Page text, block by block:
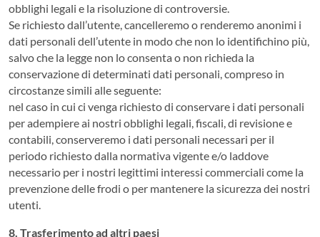
obblighi legali e la risoluzione di controversie.
Se richiesto dall’utente, cancelleremo o renderemo anonimi i
dati personali dell’utente in modo che non lo identifichino più,
salvo che la legge non lo consenta o non richieda la
conservazione di determinati dati personali, compreso in
circostanze simili alle seguente:
nel caso in cui ci venga richiesto di conservare i dati personali
per adempiere ai nostri obblighi legali, fiscali, di revisione e
contabili, conserveremo i dati personali necessari per il
periodo richiesto dalla normativa vigente e/o laddove
necessario per i nostri legittimi interessi commerciali come la
prevenzione delle frodi o per mantenere la sicurezza dei nostri
utenti.
8. Trasferimento ad altri paesi